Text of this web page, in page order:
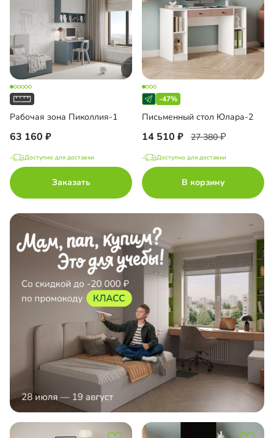
Рабочая зона Пиколлия-1
63 160
Доступно для доставки
Заказать
-47%
Письменный стол Юлара-2
14 510 27 380
Доступно для доставки
В корзину